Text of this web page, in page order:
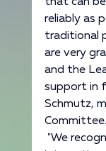
reliably as
traditional
are very
and the
support in
Schmutz,
Committee.
"We